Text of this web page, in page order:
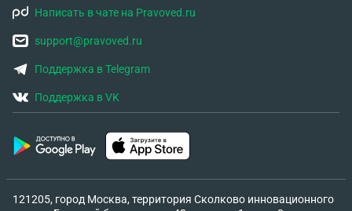
Написать в чате на Pravoved.ru
support@pravoved.ru
Поддержка в Telegram
Поддержка в VK
121205, город Москва, территория Сколково инновационного